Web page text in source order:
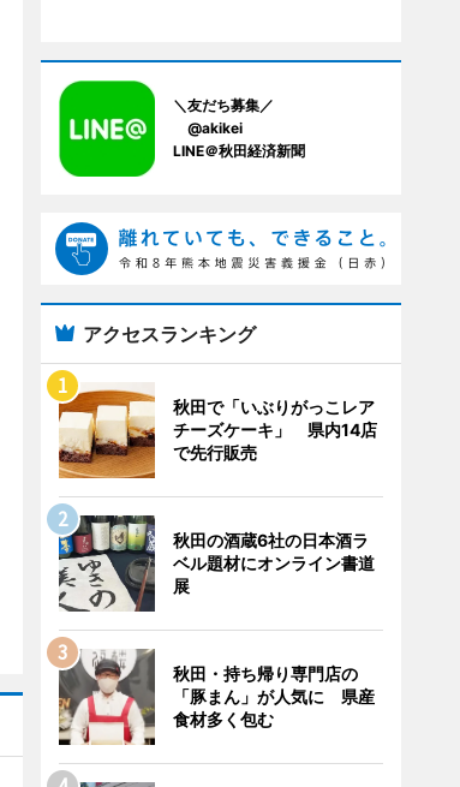
＼友だち募集／
@akikei
LINE＠秋田経済新聞
アクセスランキング
秋田で「いぶりがっこレア
チーズケーキ」 県内14店
で先行販売
秋田の酒蔵6社の日本酒ラ
ベル題材にオンライン書道
展
秋田・持ち帰り専門店の
「豚まん」が人気に 県産
食材多く包む